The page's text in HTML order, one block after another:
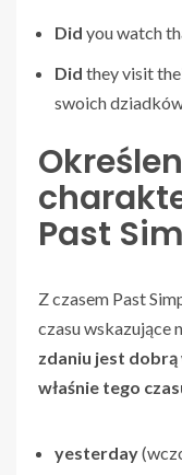
Did you watch
Did they visit
swoich
Past
Z czasem Past
czasu wskazujące
zdaniu jest dobrą
właśnie tego
yesterday